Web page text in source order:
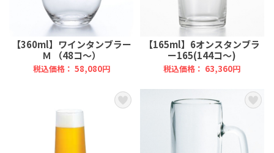
【360ml】ワインタンブラー
Ｍ （48コ～）
税込価格： 58,080円
【165ml】6オンスタンブラ
ー165(144コ～)
税込価格： 63,360円